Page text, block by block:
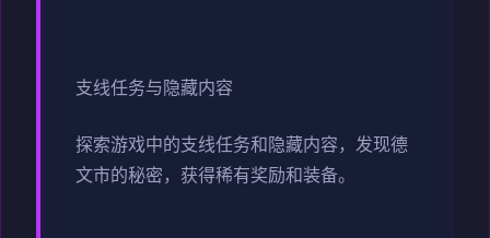
支线任务与隐藏内容
探索游戏中的支线任务和隐藏内容，发现德
文市的秘密，获得稀有奖励和装备。